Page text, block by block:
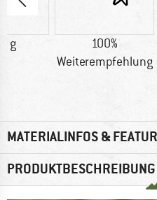
g
100%
Weiterempfehlung
MATERIALINFOS &
PRODUKTBESCHREIBUNG